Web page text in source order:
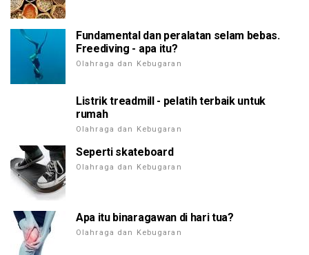
Fundamental dan peralatan selam bebas.
Freediving - apa itu?
Olahraga dan Kebugaran
Listrik treadmill - pelatih terbaik untuk
rumah
Olahraga dan Kebugaran
Seperti skateboard
Olahraga dan Kebugaran
Apa itu binaragawan di hari tua?
Olahraga dan Kebugaran